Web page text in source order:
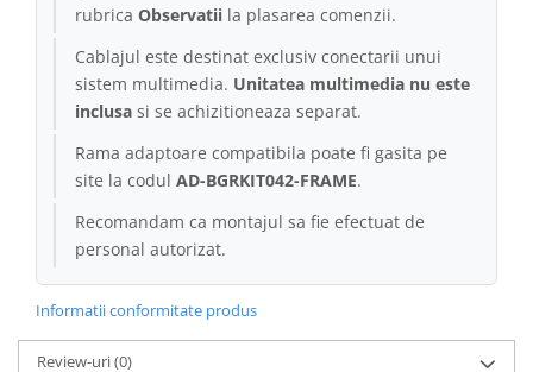
rubrica Observatii la plasarea comenzii.
Cablajul este destinat exclusiv conectarii unui
sistem multimedia. Unitatea multimedia nu este
inclusa si se achizitioneaza separat.
Rama adaptoare compatibila poate fi gasita pe
site la codul AD-BGRKIT042-FRAME.
Recomandam ca montajul sa fie efectuat de
personal autorizat.
Informatii conformitate produs
Review-uri(0)